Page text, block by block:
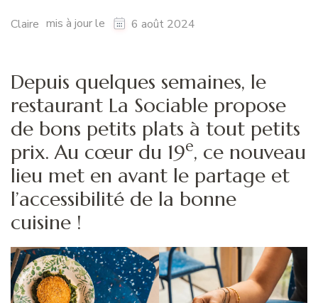
Claire mis à jour le 6 août 2024
Depuis quelques semaines, le
restaurant La Sociable propose
de bons petits plats à tout petits
prix. Au cœur du 19e, ce nouveau
lieu met en avant le partage et
l’accessibilité de la bonne
cuisine !